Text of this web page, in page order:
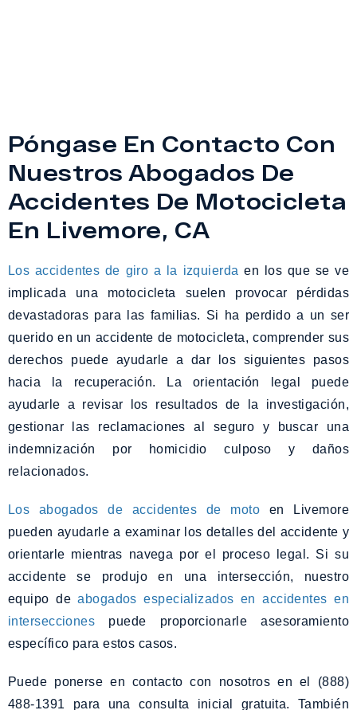
Póngase En Contacto Con
Nuestros Abogados De
Accidentes De Motocicleta
En Livemore, CA
Los accidentes de giro a la izquierda en los que se ve
implicada una motocicleta suelen provocar pérdidas
devastadoras para las familias. Si ha perdido a un ser
querido en un accidente de motocicleta, comprender sus
derechos puede ayudarle a dar los siguientes pasos
hacia la recuperación. La orientación legal puede
ayudarle a revisar los resultados de la investigación,
gestionar las reclamaciones al seguro y buscar una
indemnización por homicidio culposo y daños
relacionados.
Los abogados de accidentes de moto en Livemore
pueden ayudarle a examinar los detalles del accidente y
orientarle mientras navega por el proceso legal. Si su
accidente se produjo en una intersección, nuestro
equipo deabogados especializados en accidentes en
intersecciones puede proporcionarle asesoramiento
específico para estos casos.
Puede ponerse en contacto con nosotros en el (888)
488-1391 para una consulta inicial gratuita. También